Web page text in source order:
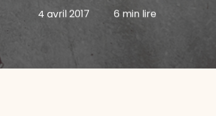
4 avril 2017 6 min lire